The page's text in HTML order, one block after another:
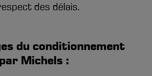
des délais.
du conditionnement
Michels :